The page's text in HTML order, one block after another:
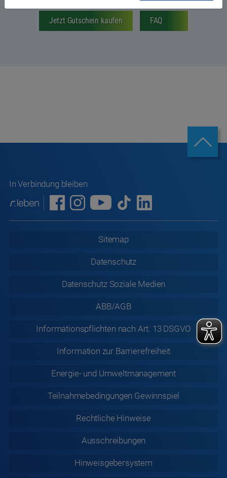
Jetzt Gutschein kaufen FAQ
In Verbindung bleiben
Sitemap
Datenschutz
Datenschutz Soziale Medien
ABB/AGB
Informationspflichten nach Art. 13 DSGVO
Information zur Barrierefreiheit
Energie- und Umweltmanagement
Teilnahmebedingungen Gewinnspiel
Rechtliche Hinweise
Ausschreibungen
Hinweisgebersystem